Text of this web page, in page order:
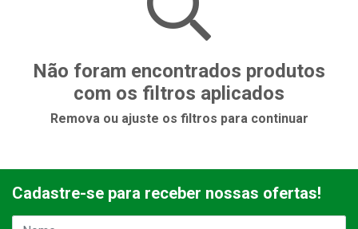
Não foram encontrados produtos
com os filtros aplicados
Remova ou ajuste os filtros para continuar
Cadastre-se para receber nossas ofertas!